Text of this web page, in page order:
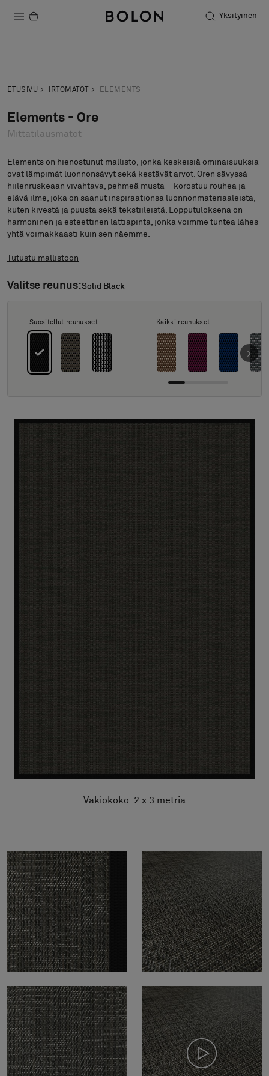
Yksityinen
Kestävä kehitys
Asennus
Puhdistus
Yhteistyötä suunnittelijoiden kanssa
Stories
Yhteystiedot
Valitse maa
ETUSIVU IRTOMATOT ELEMENTS
Elements - Ore
Mittatilausmatot
Elements on hienostunut mallisto, jonka keskeisiä ominaisuuksia
ovat lämpimät luonnonsävyt sekä kestävät arvot. Oren sävyssä –
hiilenruskeaan vivahtava, pehmeä musta – korostuu rouhea ja
elävä ilme, joka on saanut inspiraationsa luonnonmateriaaleista,
kuten kivestä ja puusta sekä tekstiileistä. Lopputuloksena on
harmoninen ja esteettinen lattiapinta, jonka voimme tuntea lähes
yhtä voimakkaasti kuin sen näemme.
Tutustu mallistoon
Valitse reunus:Solid Black
Solid Black
Suositellut reunukset Kaikki reunukset
Vakiokoko: 2 x 3 metriä